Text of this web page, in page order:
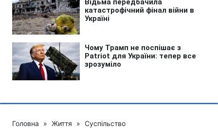
Головна » Життя » Суспільство